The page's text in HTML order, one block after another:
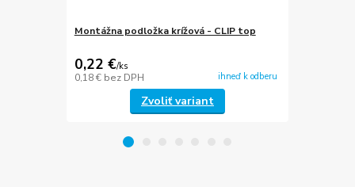
Montážna podložka krížová - CLIP top
0,22 €/ks
0,18 € bez DPH ihneď k odberu
Zvoliť variant